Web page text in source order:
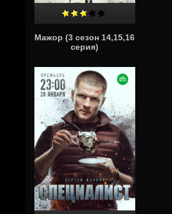
Мажор (3 сезон 14,15,16
серия)